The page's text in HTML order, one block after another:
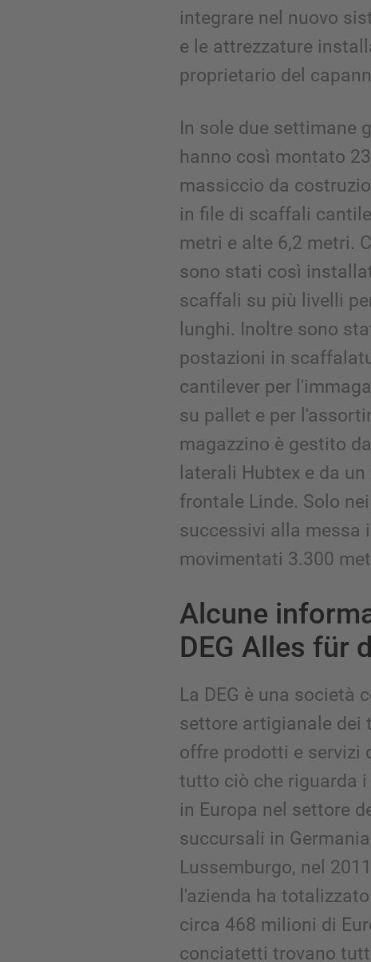
integrare nel nuovo
e le attrezzature
proprietario del
In sole due settimane
hanno così montato
massiccio da
in file di scaffali
metri e alte 6,2 metri.
sono stati così
scaffali su più livelli
lunghi. Inoltre sono
postazioni in
cantilever per
su pallet e per
magazzino è gestito
laterali Hubtex e da
frontale Linde. Solo
successivi alla messa
movimentati 3.300
Alcune
DEG Alles für
La DEG è una società
settore artigianale dei
offre prodotti e servizi
tutto ciò che riguarda
in Europa nel settore
succursali in
Lussemburgo, nel
l'azienda ha
circa 468 milioni di
conciatetti trovano